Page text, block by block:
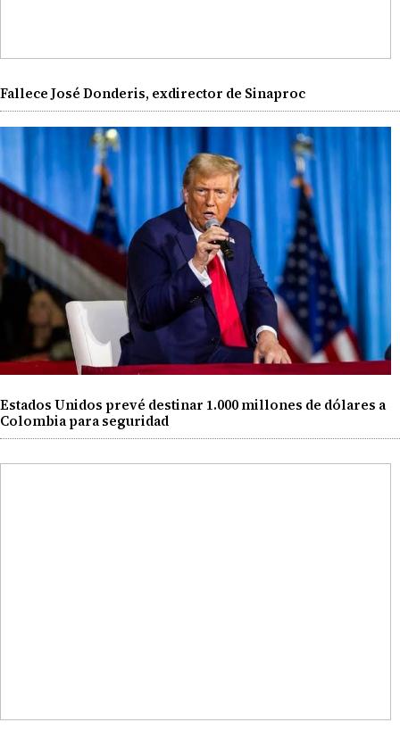
Fallece José Donderis, exdirector de Sinaproc
Estados Unidos prevé destinar 1.000 millones de dólares a
Colombia para seguridad